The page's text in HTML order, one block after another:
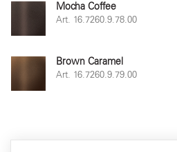
Mocha Coffee
Art. 16.7260.9.78.00
Brown Caramel
Art. 16.7260.9.79.00